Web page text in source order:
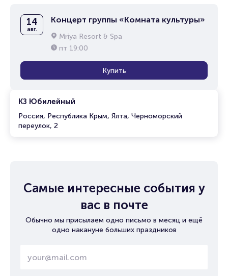
КЗ Юбилейный
Россия, Республика Крым, Ялта, Черноморский
переулок, 2
14
авг.
Концерт группы «Комната культуры»
Mriya Resort & Spa
пт 19:00
Купить
Самые интересные события у
вас в почте
Обычно мы присылаем одно письмо в месяц и ещё
одно накануне больших праздников